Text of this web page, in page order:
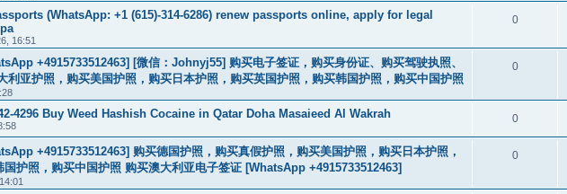
(WhatsApp: +1 (615)-314-6286) renew passports online, apply for legal
16:51
0
+4915733512463] [微信：Johnyj55] 购买电子签证，购买身份证、购买驾驶执照、
利亚护照，购买美国护照，购买日本护照，购买英国护照，购买韩国护照，购买中国护照
0
4296 Buy Weed Hashish Cocaine in Qatar Doha Masaieed Al Wakrah 0
+4915733512463] 购买德国护照，购买真假护照，购买美国护照，购买日本护照，
国护照，购买中国护照 购买澳大利亚电子签证 [WhatsApp +4915733512463]
0